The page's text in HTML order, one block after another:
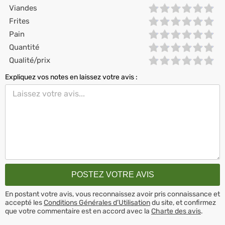
Viandes
Frites
Pain
Quantité
Qualité/prix
Expliquez vos notes en laissez votre avis :
En postant votre avis, vous reconnaissez avoir pris connaissance et
accepté lesConditions Générales d’Utilisationdu site, et confirmez
que votre commentaire est en accord avec la Charte des avis.